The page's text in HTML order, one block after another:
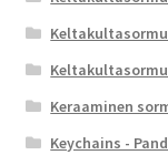
Keraaminen
Keychains -